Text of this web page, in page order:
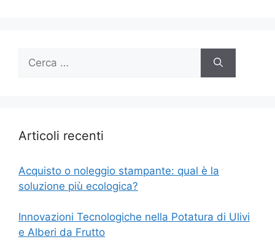
per:
Articoli recenti
Acquisto o noleggio stampante: qual è la
soluzione più ecologica?
Innovazioni Tecnologiche nella Potatura di Ulivi
e Alberi da Frutto